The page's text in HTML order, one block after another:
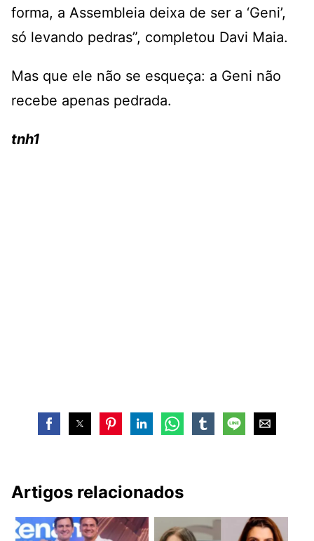
forma, a Assembleia deixa de ser a ‘Geni’,
só levando pedras”, completou Davi Maia.
Mas que ele não se esqueça: a Geni não
recebe apenas pedrada.
tnh1
Artigos relacionados